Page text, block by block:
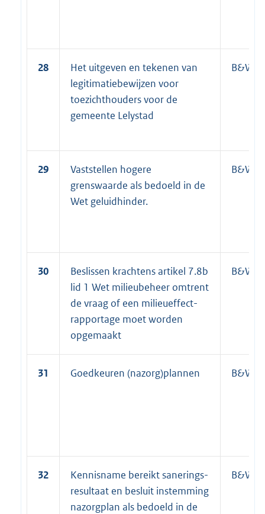
28
Het uitgeven en tekenen van
legitimatiebewijzen voor
toezichthouders voor de
gemeente Lelystad
B&W
29
Vaststellen hogere
grenswaarde als bedoeld in de
Wet geluidhinder.
B&W
30
Beslissen krachtens artikel 7.8b
lid 1 Wet milieubeheer omtrent
de vraag of een milieueffect-
rapportage moet worden
opgemaakt
B&W
31 Goedkeuren (nazorg)plannen B&W
32
Kennisname bereikt sanerings-
resultaat en besluit instemming
nazorgplan als bedoeld in de
B&W